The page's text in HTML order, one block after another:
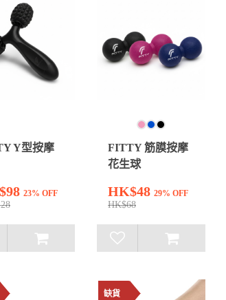
Y型按摩
23% OFF
FITTY 筋膜按摩
花生球
HK$48 29% OFF
HK$68
缺貨